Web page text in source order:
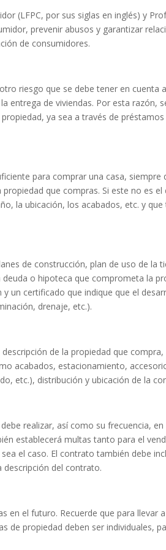
(LFPC, por sus siglas en inglés) y
prevenir abusos y garantizar
de consumidores.
riesgo que se debe tener en cuenta
entrega de viviendas. Por esta razón,
ya sea a través de
para comprar una casa, siempre
que compras. Si este no es el
la ubicación, los acabados, etc. y
de construcción, plan de uso de la
o hipoteca que comprometa la
un certificado que indique que el
drenaje, etc.).
de la propiedad que compra,
acabados, estacionamiento,
etc.), distribución y ubicación de la
realizar, así como su frecuencia, en
establecerá multas tanto para el
el caso. El contrato también debe
descripción del contrato.
en el futuro. Recuerde que para llevar
de propiedad deben ser individuales,